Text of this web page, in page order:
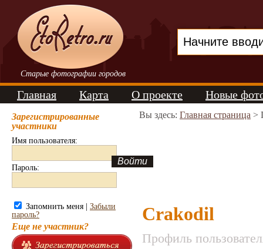
Старые фотографии городов
Главная Карта О проекте Новые
Зарегистрированные
участники
Имя пользователя:
Пароль:
Запомнить меня | Забыли
пароль?
Еще не участник?
Вы здесь: Главная страница >
Crakodil
Профиль